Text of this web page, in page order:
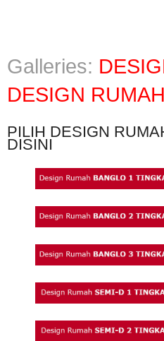
Galleries:
DESIGN
PILIH DESIGN
DISINI